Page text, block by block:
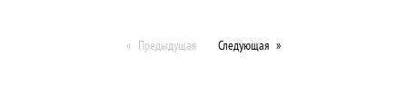
Предыдущая Следующая